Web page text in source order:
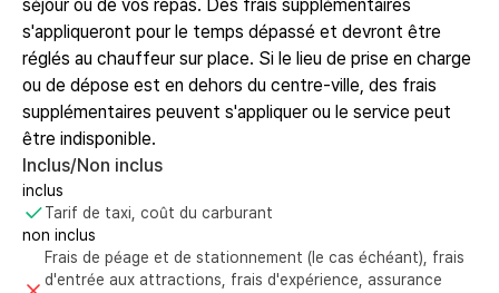
séjour ou de vos repas. Des frais supplémentaires
s'appliqueront pour le temps dépassé et devront être
réglés au chauffeur sur place. Si le lieu de prise en charge
ou de dépose est en dehors du centre-ville, des frais
supplémentaires peuvent s'appliquer ou le service peut
être indisponible.
Inclus/Non inclus
inclus
Tarif de taxi, coût du carburant
non inclus
Frais de péage et de stationnement (le cas échéant), frais
d'entrée aux attractions, frais d'expérience, assurance